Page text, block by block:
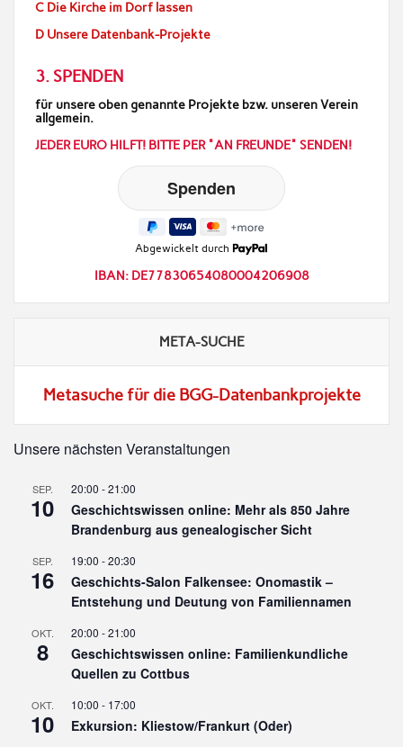
C Die Kirche im Dorf lassen
D Unsere Datenbank-Projekte
3. SPENDEN
für unsere oben genannte Projekte bzw. unseren Verein
allgemein.
JEDER EURO HILFT! BITTE PER "AN FREUNDE" SENDEN!
Abgewickelt durch
IBAN: DE77830654080004206908
META-SUCHE
Metasuche für die BGG-Datenbankprojekte
Unsere nächsten Veranstaltungen
SEP.
10
20:00 -21:00
Geschichtswissen online: Mehr als 850 Jahre
Brandenburg aus genealogischer Sicht
SEP.
16
19:00 -20:30
Geschichts-Salon Falkensee: Onomastik –
Entstehung und Deutung von Familiennamen
OKT.
8
20:00 -21:00
Geschichtswissen online: Familienkundliche
Quellen zu Cottbus
OKT.
10
10:00 - 17:00
Exkursion: Kliestow/Frankurt (Oder)